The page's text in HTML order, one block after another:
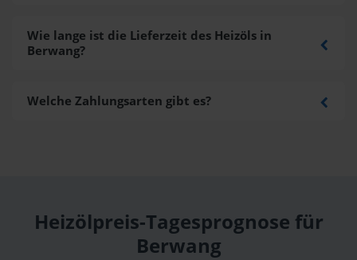
Wie lange ist die Lieferzeit des Heizöls in
Berwang?
Welche Zahlungsarten gibt es?
Heizölpreis-Tagesprognose für
Berwang